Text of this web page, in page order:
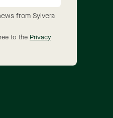
from Sylvera
to the Privacy